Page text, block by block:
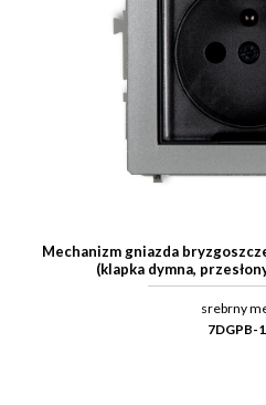
Mechanizm gniazda
(klapka dymna,
srebrny
7DGPB-